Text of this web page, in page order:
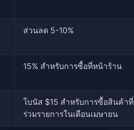
ส่วนลด 5-10%
15% สำหรับการซื้อที่หน้าร้าน
โบนัส $15 สำหรับการซื้อสินค้าที่
ร่วมรายการในเดือนเมษายน